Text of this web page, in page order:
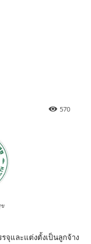
570
ข
จุและแต่งตั้งเป็นลูกจ้าง